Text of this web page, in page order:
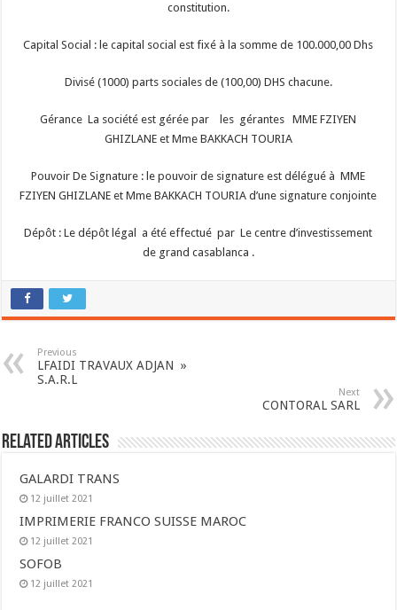
constitution.
Capital Social : le capital social est fixé à la somme de 100.000,00 Dhs
Divisé (1000) parts sociales de (100,00) DHS chacune.
Gérance La société est gérée par les gérantes MME FZIYEN
GHIZLANE et Mme BAKKACH TOURIA
Pouvoir De Signature : le pouvoir de signature est délégué à MME
FZIYEN GHIZLANE et Mme BAKKACH TOURIA d’une signature conjointe
Dépôt : Le dépôt légal a été effectué par Le centre d’investissement
de grand casablanca .
Previous
LFAIDI TRAVAUX ADJAN »
S.A.R.L
Next
CONTORAL SARL
Related Articles
GALARDI TRANS
12 juillet 2021
IMPRIMERIE FRANCO SUISSE MAROC
12 juillet 2021
SOFOB
12 juillet 2021